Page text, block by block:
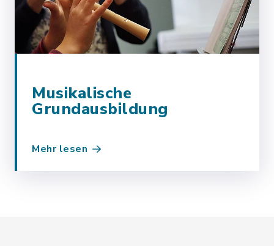
Musikalische
Grundausbildung
Mehr lesen